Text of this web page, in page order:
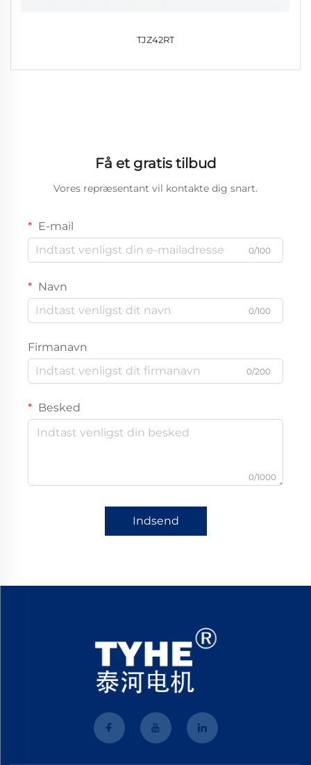
TJZ42RT
Få et gratis tilbud
Vores repræsentant vil kontakte dig snart.
E-mail
0/100
Navn
0/100
Firmanavn
0/200
Besked
0/1000
Indsend